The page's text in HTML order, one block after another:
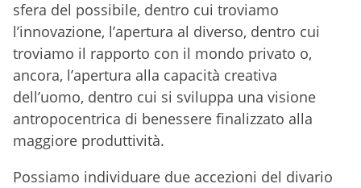
sfera del possibile, dentro cui troviamo
l’innovazione, l’apertura al diverso, dentro cui
troviamo il rapporto con il mondo privato o,
ancora, l’apertura alla capacità creativa
dell’uomo, dentro cui si sviluppa una visione
antropocentrica di benessere finalizzato alla
maggiore produttività.
Possiamo individuare due accezioni del divario